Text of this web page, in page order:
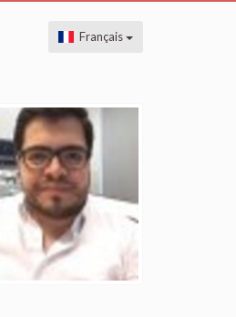
Français